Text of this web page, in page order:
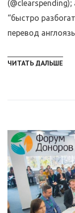
(@clearspending);
“быстро
перевод
ЧИТАТЬ ДАЛЬШЕ